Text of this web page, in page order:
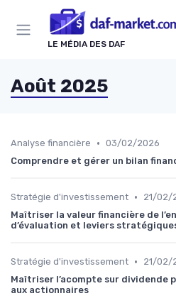
LE MÉDIA DES DAF
Août 2025
Analyse financière • 03/02/2026
Comprendre et gérer un bilan
Stratégie d'investissement •
21/02/
Maîtriser la valeur financière de
d’évaluation et leviers
Stratégie d'investissement •
21/02/
Maîtriser l’acompte sur dividende
aux actionnaires
Panneau de gestion des cookies